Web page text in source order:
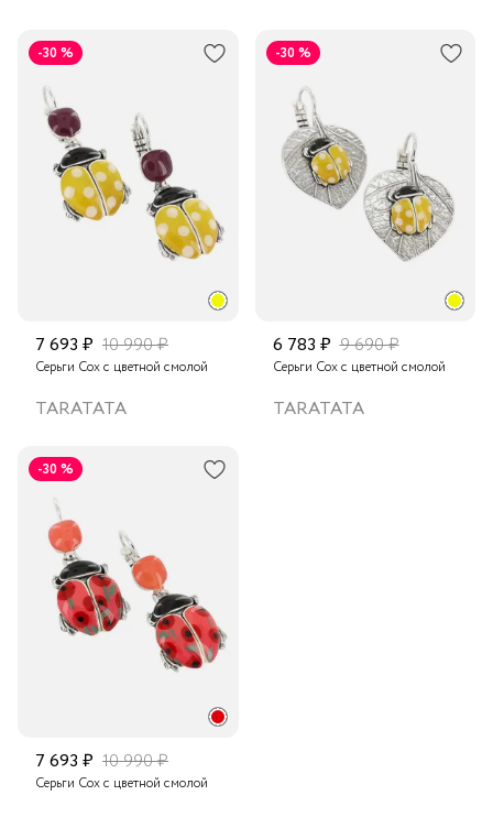
-30 %
7 693 ₽ 10 990 ₽
Серьги Cox с цветной смолой
TARATATA
-30 %
6 783 ₽ 9 690 ₽
Серьги Cox с цветной смолой
TARATATA
-30 %
7 693 ₽ 10 990 ₽
Серьги Cox с цветной смолой